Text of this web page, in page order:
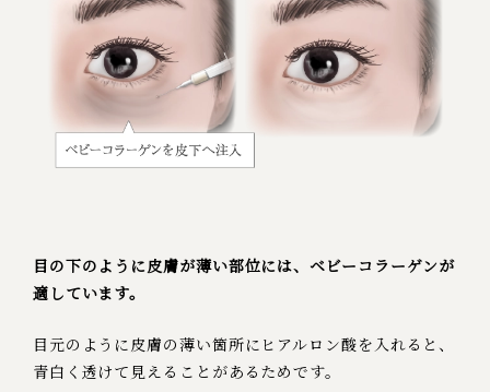
目の下のように皮膚が薄い部位には、ベビーコラーゲンが
適しています。
目元のように皮膚の薄い箇所にヒアルロン酸を入れると、
青白く透けて見えることがあるためです。